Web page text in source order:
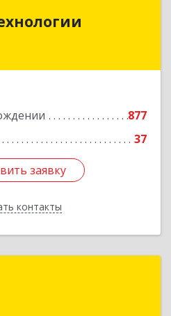
877
37
заявку
контакты
Софт Технологии
область - Кузбасс обл,
заявку
Назад
область - Кузбасс обл,